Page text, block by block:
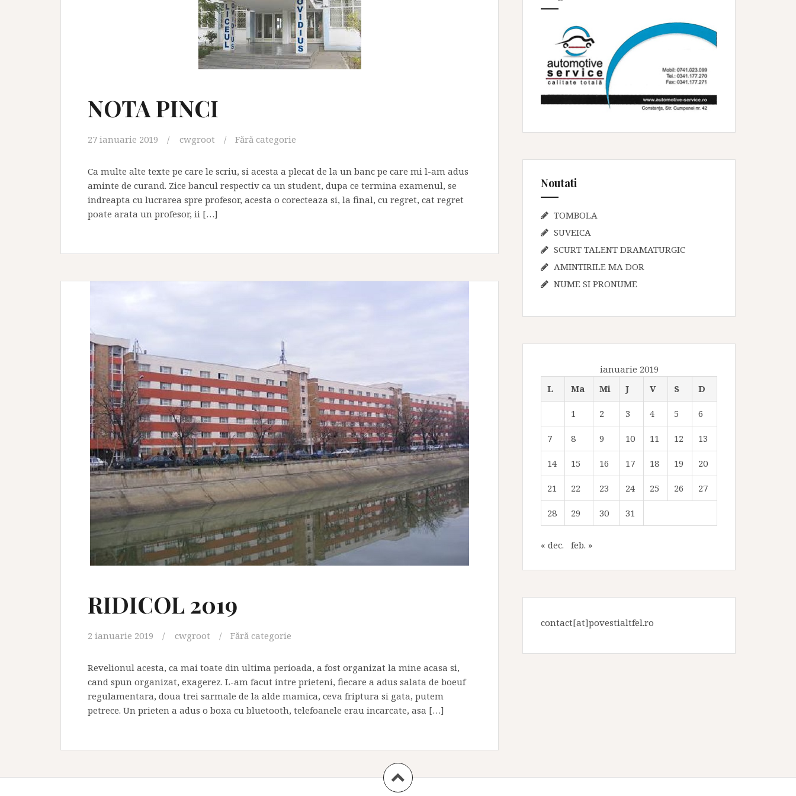
NOTA PINCI
27 ianuarie 2019 cwgroot Fără categorie
Ca multe alte texte pe care le scriu, si acesta a plecat de la un banc pe care mi l-am adus
aminte de curand. Zice bancul respectiv ca un student, dupa ce termina examenul, se
indreapta cu lucrarea spre profesor, acesta o corecteaza si, la final, cu regret, cat regret
poate arata un profesor, ii […]
RIDICOL 2019
2 ianuarie 2019 cwgroot Fără categorie
Revelionul acesta, ca mai toate din ultima perioada, a fost organizat la mine acasa si,
cand spun organizat, exagerez. L-am facut intre prieteni, fiecare a adus salata de boeuf
regulamentara, doua trei sarmale de la alde mamica, ceva friptura si gata, putem
petrece. Un prieten a adus o boxa cu bluetooth, telefoanele erau incarcate, asa […]
Noutati
TOMBOLA
SUVEICA
SCURT TALENT DRAMATURGIC
AMINTIRILE MA DOR
NUME SI PRONUME
ianuarie 2019
L
Ma Mi J V S D
1 2 3 4 5 6
7 8 9 10 11 12 13
14 15 16 17 18 19 20
21 22 23 24 25 26 27
28 29 30 31
« dec. feb. »
contact[at]povestialtfel.ro